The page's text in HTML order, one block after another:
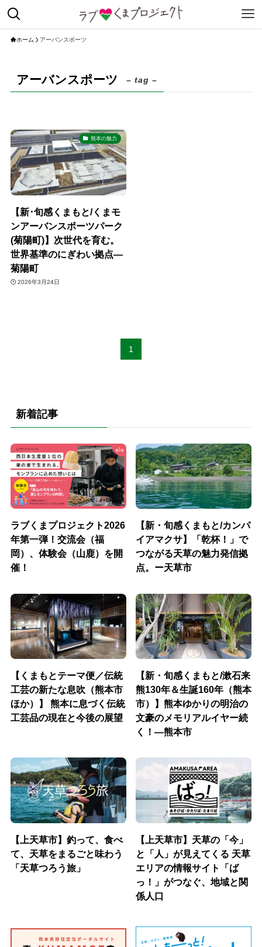
ホーム アーバンスポーツ
アーバンスポーツ – tag –
熊本の魅力
【新･旬感くまもと/くまモ
ンアーバンスポーツパーク
(菊陽町)】次世代を育む。
世界基準のにぎわい拠点―
菊陽町
2026年3月24日
1
新着記事
ラブくまプロジェクト2026
年第一弾！交流会（福
岡）、体験会（山鹿）を開
催！
【新・旬感くまもと/カンパ
イアマクサ】「乾杯！」で
つながる天草の魅力発信拠
点。ー天草市
【くまもとテーマ便／伝統
工芸の新たな息吹（熊本市
ほか）】 熊本に息づく伝統
工芸品の現在と今後の展望
【新・旬感くまもと/漱石来
熊130年＆生誕160年（熊本
市）】熊本ゆかりの明治の
文豪のメモリアルイヤー続
く！―熊本市
【上天草市】釣って、食べ
て、天草をまるごと味わう
「天草つろう旅」
【上天草市】天草の「今」
と「人」が見えてくる 天草
エリアの情報サイト「ば
っ！」がつなぐ、地域と関
係人口